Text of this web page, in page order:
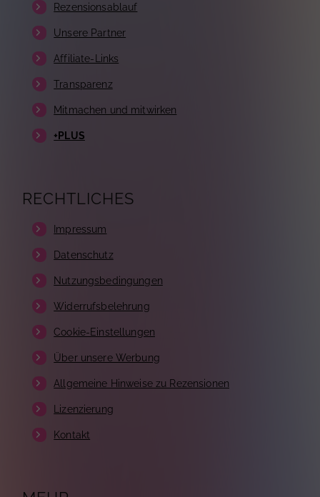
Rezensionsablauf
Unsere Partner
Affiliate-Links
Transparenz
Mitmachen und mitwirken
+PLUS
RECHTLICHES
Impressum
Datenschutz
Nutzungsbedingungen
Widerrufsbelehrung
Cookie-Einstellungen
Über unsere Werbung
Allgemeine Hinweise zu Rezensionen
Lizenzierung
Kontakt